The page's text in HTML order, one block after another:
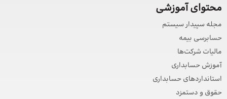
محتوای آموزشی
مجله سپیدار سیستم
حسابرسی بیمه
مالیات شرکت‌ها
آموزش حسابداری
استانداردهای حسابداری
حقوق و دستمزد